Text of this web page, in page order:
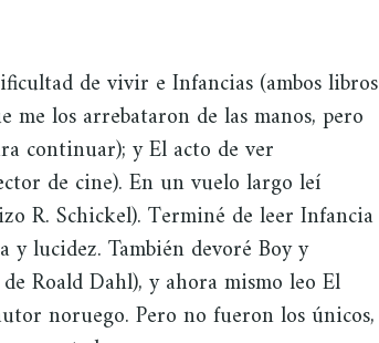
de vivir e Infancias (ambos libros
me los arrebataron de las manos, pero
continuar); y El acto de ver
de cine). En un vuelo largo leí
R. Schickel). Terminé de leer Infancia
y lucidez. También devoré Boy y
Roald Dahl), y ahora mismo leo El
noruego. Pero no fueron los únicos,